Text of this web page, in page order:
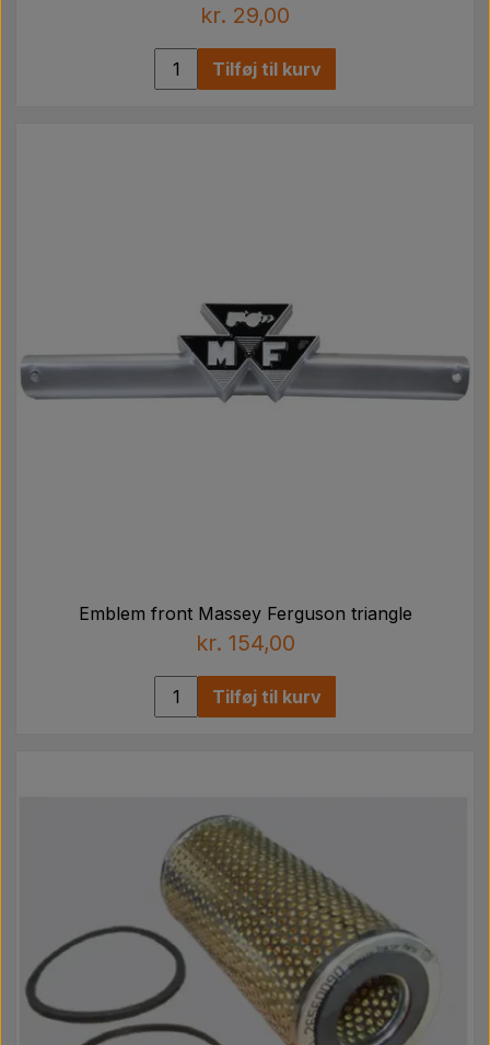
kr. 29,00
Tilføj til kurv
Emblem front Massey Ferguson triangle
kr. 154,00
Tilføj til kurv